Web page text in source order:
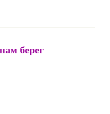
берег